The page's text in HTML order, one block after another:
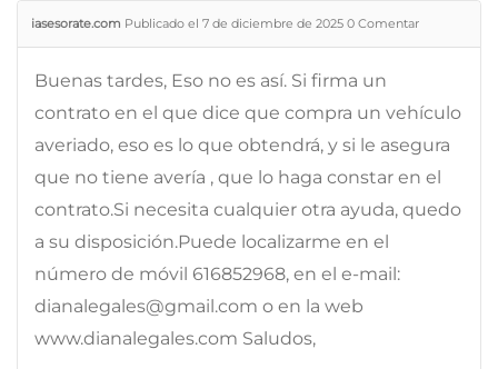
iasesorate.com Publicado el 7 de diciembre de 2025 0 Comentar
Buenas tardes, Eso no es así. Si firma un
contrato en el que dice que compra un vehículo
averiado, eso es lo que obtendrá, y si le asegura
que no tiene avería , que lo haga constar en el
contrato.Si necesita cualquier otra ayuda, quedo
a su disposición.Puede localizarme en el
número de móvil 616852968, en el e-mail:
dianalegales@gmail.com o en la web
www.dianalegales.com Saludos,